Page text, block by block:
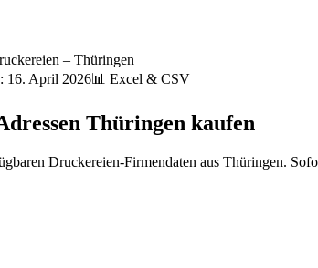
– Thüringen
16. April 2026📊 Excel & CSV
Thüringen kaufen
Druckereien-Firmendaten aus Thüringen.